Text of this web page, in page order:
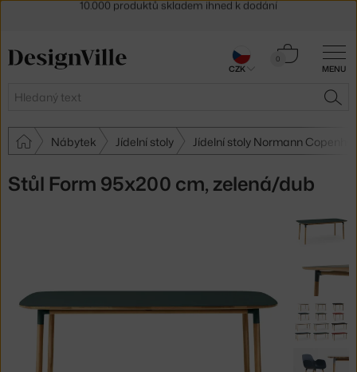
MENU
Hledat
0
Košík
Nábytek Jídelní stoly Jídelní stoly Normann
Stůl Form 95x200 cm, zelená/dub
30 dní na vrácení zboží
CZK